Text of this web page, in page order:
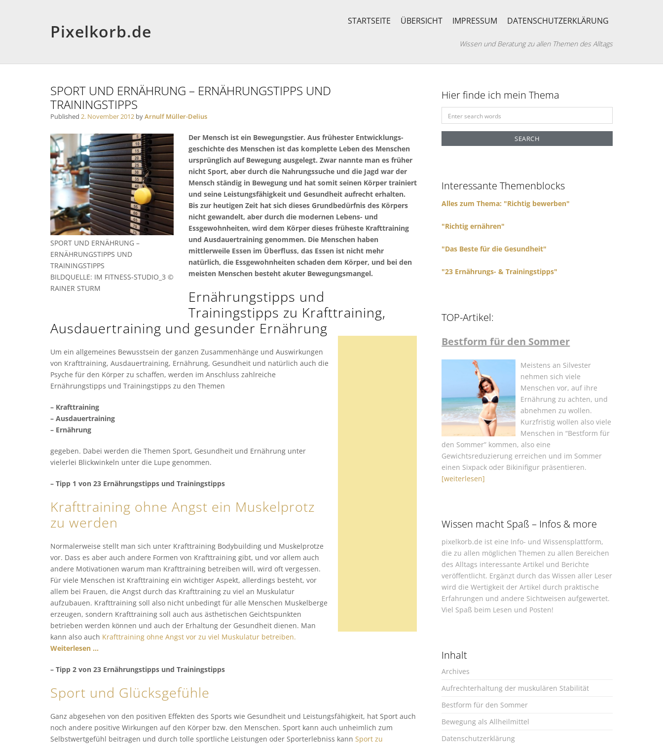
Pixelkorb.de
STARTSEITE ÜBERSICHT IMPRESSUM DATENSCHUTZERKLÄRUNG
Wissen und Beratung zu allen Themen des Alltags
SPORT UND ERNÄHRUNG – ERNÄHRUNGSTIPPS UND
TRAININGSTIPPS
Published 2. November 2012 byArnulf Müller-Delius
SPORT UND ERNÄHRUNG –
ERNÄHRUNGSTIPPS UND
TRAININGSTIPPS
BILDQUELLE: IM FITNESS-STUDIO_3 ©
RAINER STURM
Der Mensch ist ein Bewegungstier. Aus frühester Entwicklungs-
geschichte des Menschen ist das komplette Leben des Menschen
ursprünglich auf Bewegung ausgelegt. Zwar nannte man es früher
nicht Sport, aber durch die Nahrungssuche und die Jagd war der
Mensch ständig in Bewegung und hat somit seinen Körper trainiert
und seine Leistungsfähigkeit und Gesundheit aufrecht erhalten.
Bis zur heutigen Zeit hat sich dieses Grundbedürfnis des Körpers
nicht gewandelt, aber durch die modernen Lebens- und
Essgewohnheiten, wird dem Körper dieses früheste Krafttraining
und Ausdauertraining genommen. Die Menschen haben
mittlerweile Essen im Überfluss, das Essen ist nicht mehr
natürlich, die Essgewohnheiten schaden dem Körper, und bei den
meisten Menschen besteht akuter Bewegungsmangel.
Ernährungstipps und
Trainingstipps zu Krafttraining,
Ausdauertraining und gesunder Ernährung
Um ein allgemeines Bewusstsein der ganzen Zusammenhänge und Auswirkungen
von Krafttraining, Ausdauertraining, Ernährung, Gesundheit und natürlich auch die
Psyche für den Körper zu schaffen, werden im Anschluss zahlreiche
Ernährungstipps und Trainingstipps zu den Themen
– Krafttraining
– Ausdauertraining
– Ernährung
gegeben. Dabei werden die Themen Sport, Gesundheit und Ernährung unter
vielerlei Blickwinkeln unter die Lupe genommen.
– Tipp 1 von 23 Ernährungstipps und Trainingstipps
Krafttraining ohne Angst ein Muskelprotz
zu werden
Normalerweise stellt man sich unter Krafttraining Bodybuilding und Muskelprotze
vor. Dass es aber auch andere Formen von Krafttraining gibt, und vor allem auch
andere Motivationen warum man Krafttraining betreiben will, wird oft vergessen.
Für viele Menschen ist Krafttraining ein wichtiger Aspekt, allerdings besteht, vor
allem bei Frauen, die Angst durch das Krafttraining zu viel an Muskulatur
aufzubauen. Krafttraining soll also nicht unbedingt für alle Menschen Muskelberge
erzeugen, sondern Krafttraining soll auch aus ästhetischen Geichtspunkten
betrieben werden können und auch der Erhaltung der Gesundheit dienen. Man
kann also auch Krafttraining ohne Angst vor zu viel Muskulatur betreiben.
Weiterlesen …
– Tipp 2 von 23 Ernährungstipps und Trainingstipps
Sport und Glücksgefühle
Ganz abgesehen von den positiven Effekten des Sports wie Gesundheit und Leistungsfähigkeit, hat Sport auch
noch andere positive Wirkungen auf den Körper bzw. den Menschen. Sport kann auch unheimlich zum
Selbstwertgefühl beitragen und durch tolle sportliche Leistungen oder Sporterlebniss kann Sport zu
Hier finde ich mein Thema
e
r
f
o
r
Interessante Themenblocks
Alles zum Thema: "Richtig bewerben"
"Richtig ernähren"
"Das Beste für die Gesundheit"
"23 Ernährungs- & Trainingstipps"
TOP-Artikel:
Bestform für den Sommer
Meistens an Silvester
nehmen sich viele
Menschen vor, auf ihre
Ernährung zu achten, und
abnehmen zu wollen.
Kurzfristig wollen also viele
Menschen in “Bestform für
den Sommer” kommen, also eine
Gewichtsreduzierung erreichen und im Sommer
einen Sixpack oder Bikinifigur präsentieren.
[weiterlesen]
Wissen macht Spaß – Infos & more
pixelkorb.de ist eine Info- und Wissensplattform,
die zu allen möglichen Themen zu allen Bereichen
des Alltags interessante Artikel und Berichte
veröffentlicht. Ergänzt durch das Wissen aller Leser
wird die Wertigkeit der Artikel durch praktische
Erfahrungen und andere Sichtweisen aufgewertet.
Viel Spaß beim Lesen und Posten!
Inhalt
Archives
Aufrechterhaltung der muskulären Stabilität
Bestform für den Sommer
Bewegung als Allheilmittel
Datenschutzerklärung